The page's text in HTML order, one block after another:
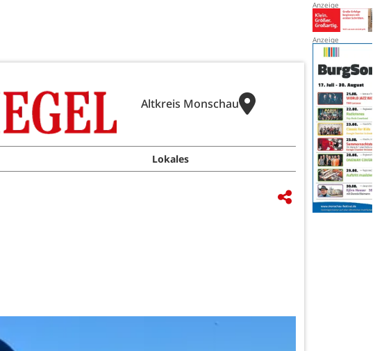
Altkreis Monschau
Lokales